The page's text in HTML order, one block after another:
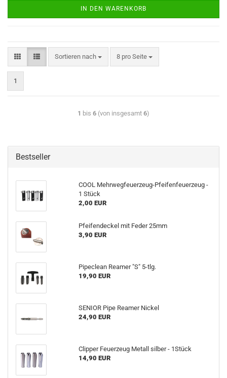
IN DEN WARENKORB
Sortieren nach 8 pro Seite
1
1 bis 6 (von insgesamt 6)
Bestseller
COOL Mehrwegfeuerzeug-Pfeifenfeuerzeug -
1 Stück
2,00 EUR
Pfeifendeckel mit Feder 25mm
3,90 EUR
Pipeclean Reamer "S" 5-tlg.
19,90 EUR
SENIOR Pipe Reamer Nickel
24,90 EUR
Clipper Feuerzeug Metall silber - 1Stück
14,90 EUR